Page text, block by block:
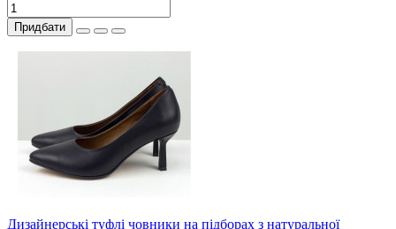
Придбати
Дизайнерські туфлі човники на підборах з натуральної